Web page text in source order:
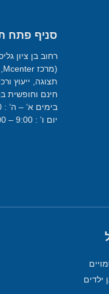
סניף פתח
רחוב בן ציון גליס 18, פתח
(מרכז Mcenter, סמוך לצומת סגולה)
תצוגה, ייעוץ
חינם וחופשית
בימים א’ – ה’ : 9:00 – 20:00
יום ו’ : 9:00 – 14:00
ילדים